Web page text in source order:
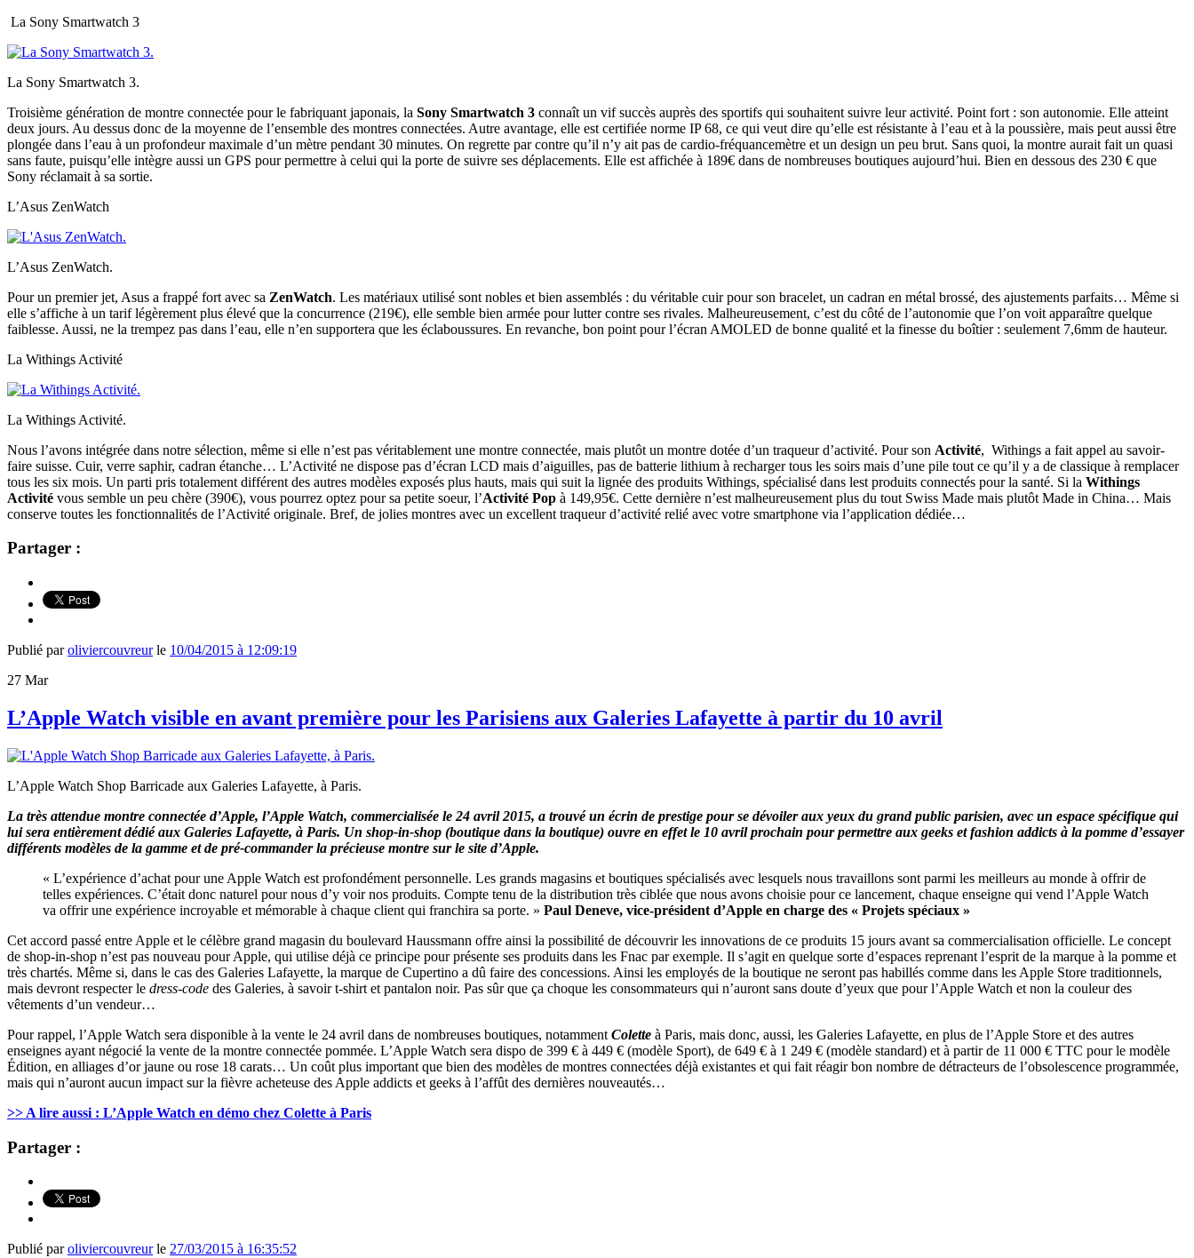
La Sony Smartwatch 3
La Sony Smartwatch 3.
Troisième génération de montre connectée pour le fabriquant japonais, la Sony Smartwatch 3 connaît un vif succès auprès des sportifs qui souhaitent suivre leur activité. Point fort : son autonomie. Elle atteint
deux jours. Au dessus donc de la moyenne de l’ensemble des montres connectées. Autre avantage, elle est certifiée norme IP 68, ce qui veut dire qu’elle est résistante à l’eau et à la poussière, mais peut aussi être
plongée dans l’eau à un profondeur maximale d’un mètre pendant 30 minutes. On regrette par contre qu’il n’y ait pas de cardio-fréquancemètre et un design un peu brut. Sans quoi, la montre aurait fait un quasi
sans faute, puisqu’elle intègre aussi un GPS pour permettre à celui qui la porte de suivre ses déplacements. Elle est affichée à 189€ dans de nombreuses boutiques aujourd’hui. Bien en dessous des 230 € que
Sony réclamait à sa sortie.
L’Asus ZenWatch
L’Asus ZenWatch.
Pour un premier jet, Asus a frappé fort avec sa ZenWatch. Les matériaux utilisé sont nobles et bien assemblés : du véritable cuir pour son bracelet, un cadran en métal brossé, des ajustements parfaits… Même si
elle s’affiche à un tarif légèrement plus élevé que la concurrence (219€), elle semble bien armée pour lutter contre ses rivales. Malheureusement, c’est du côté de l’autonomie que l’on voit apparaître quelque
faiblesse. Aussi, ne la trempez pas dans l’eau, elle n’en supportera que les éclaboussures. En revanche, bon point pour l’écran AMOLED de bonne qualité et la finesse du boîtier : seulement 7,6mm de hauteur.
La Withings Activité
La Withings Activité.
Nous l’avons intégrée dans notre sélection, même si elle n’est pas véritablement une montre connectée, mais plutôt un montre dotée d’un traqueur d’activité. Pour son Activité, Withings a fait appel au savoir-
faire suisse. Cuir, verre saphir, cadran étanche… L’Activité ne dispose pas d’écran LCD mais d’aiguilles, pas de batterie lithium à recharger tous les soirs mais d’une pile tout ce qu’il y a de classique à remplacer
tous les six mois. Un parti pris totalement différent des autres modèles exposés plus hauts, mais qui suit la lignée des produits Withings, spécialisé dans lest produits connectés pour la santé. Si la Withings
Activité vous semble un peu chère (390€), vous pourrez optez pour sa petite soeur, l’Activité Pop à 149,95€. Cette dernière n’est malheureusement plus du tout Swiss Made mais plutôt Made in China… Mais
conserve toutes les fonctionnalités de l’Activité originale. Bref, de jolies montres avec un excellent traqueur d’activité relié avec votre smartphone via l’application dédiée…
Partager :
Publié paroliviercouvreurle 10/04/2015 à 12:09:19
27 Mar
L’Apple Watch visible en avant première pour les Parisiens aux Galeries Lafayette à partir du 10 avril
L’Apple Watch Shop Barricade aux Galeries Lafayette, à Paris.
La très attendue montre connectée d’Apple, l’Apple Watch, commercialisée le 24 avril 2015, a trouvé un écrin de prestige pour se dévoiler aux yeux du grand public parisien, avec un espace spécifique qui
lui sera entièrement dédié aux Galeries Lafayette, à Paris. Un shop-in-shop (boutique dans la boutique) ouvre en effet le 10 avril prochain pour permettre aux geeks et fashion addicts à la pomme d’essayer
différents modèles de la gamme et de pré-commander la précieuse montre sur le site d’Apple.
« L’expérience d’achat pour une Apple Watch est profondément personnelle. Les grands magasins et boutiques spécialisés avec lesquels nous travaillons sont parmi les meilleurs au monde à offrir de
telles expériences. C’était donc naturel pour nous d’y voir nos produits. Compte tenu de la distribution très ciblée que nous avons choisie pour ce lancement, chaque enseigne qui vend l’Apple Watch
va offrir une expérience incroyable et mémorable à chaque client qui franchira sa porte. » Paul Deneve, vice-président d’Apple en charge des « Projets spéciaux »
Cet accord passé entre Apple et le célèbre grand magasin du boulevard Haussmann offre ainsi la possibilité de découvrir les innovations de ce produits 15 jours avant sa commercialisation officielle. Le concept
de shop-in-shop n’est pas nouveau pour Apple, qui utilise déjà ce principe pour présente ses produits dans les Fnac par exemple. Il s’agit en quelque sorte d’espaces reprenant l’esprit de la marque à la pomme et
très chartés. Même si, dans le cas des Galeries Lafayette, la marque de Cupertino a dû faire des concessions. Ainsi les employés de la boutique ne seront pas habillés comme dans les Apple Store traditionnels,
mais devront respecter le dress-code des Galeries, à savoir t-shirt et pantalon noir. Pas sûr que ça choque les consommateurs qui n’auront sans doute d’yeux que pour l’Apple Watch et non la couleur des
vêtements d’un vendeur…
Pour rappel, l’Apple Watch sera disponible à la vente le 24 avril dans de nombreuses boutiques, notamment Colette à Paris, mais donc, aussi, les Galeries Lafayette, en plus de l’Apple Store et des autres
enseignes ayant négocié la vente de la montre connectée pommée. L’Apple Watch sera dispo de 399 € à 449 € (modèle Sport), de 649 € à 1 249 € (modèle standard) et à partir de 11 000 € TTC pour le modèle
Édition, en alliages d’or jaune ou rose 18 carats… Un coût plus important que bien des modèles de montres connectées déjà existantes et qui fait réagir bon nombre de détracteurs de l’obsolescence programmée,
mais qui n’auront aucun impact sur la fièvre acheteuse des Apple addicts et geeks à l’affût des dernières nouveautés…
>> A lire aussi : L’Apple Watch en démo chez Colette à Paris
Partager :
Publié paroliviercouvreurle 27/03/2015 à 16:35:52